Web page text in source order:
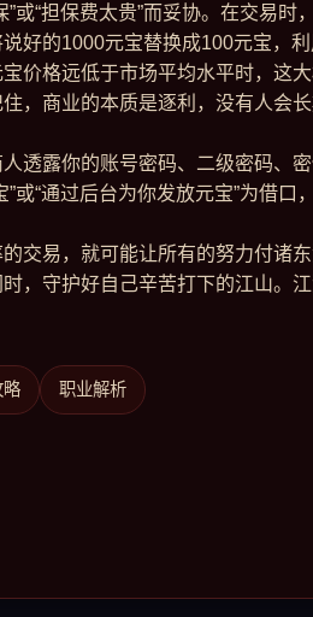
或“担保费太贵”而妥协。在交易
好的1000元宝替换成100元宝，利
价格远低于市场平均水平时，这
，商业的本质是逐利，没有人会
透露你的账号密码、二级密码、
或“通过后台为你发放元宝”为借
交易，就可能让所有的努力付诸
，守护好自己辛苦打下的江山。
略 职业解析